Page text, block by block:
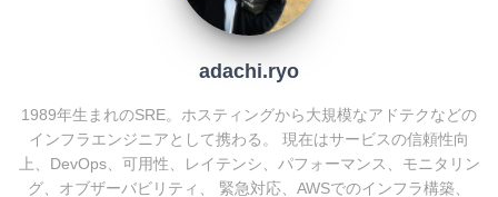
adachi.ryo
1989年生まれのSRE。ホスティングから大規模なアドテクなどの
インフラエンジニアとして携わる。 現在はサービスの信頼性向
上、DevOps、可用性、レイテンシ、パフォーマンス、モニタリン
グ、オブザーバビリティ、 緊急対応、AWSでのインフラ構築、